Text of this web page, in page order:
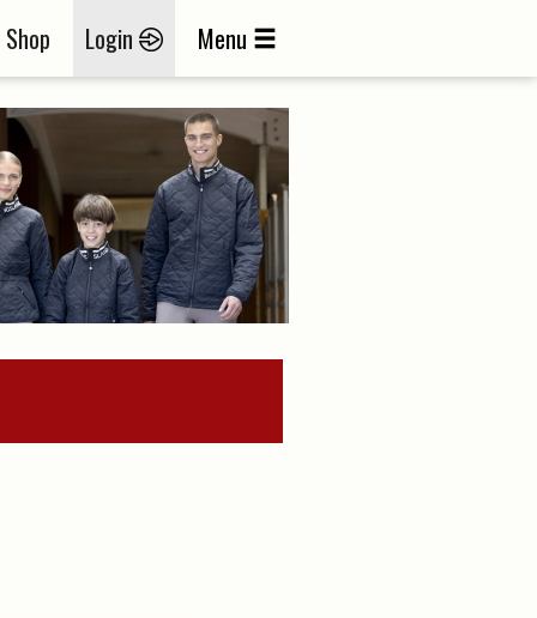
Shop Login Menu